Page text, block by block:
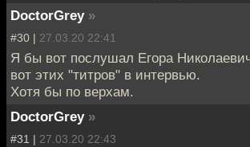
DoctorGrey »
#30 | 27.03.20 22:41
Я бы вот послушал Егора
вот этих "титров" в интервью.
Хотя бы по верхам.
DoctorGrey »
#31 | 27.03.20 22:43